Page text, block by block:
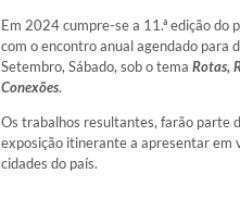
Em 2024 cumpre-se a 11.ª edição do
com o encontro anual agendado para
Setembro, Sábado, sob o tema Rotas,
Conexões.
Os trabalhos resultantes, farão parte
exposição itinerante a apresentar em
cidades do país.